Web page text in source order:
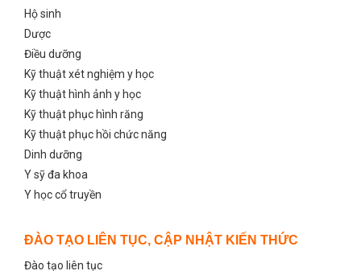
Hộ sinh
Dược
Điều dưỡng
Kỹ thuật xét nghiệm y học
Kỹ thuật hình ảnh y học
Kỹ thuật phục hình răng
Kỹ thuật phục hồi chức năng
Dinh dưỡng
Y sỹ đa khoa
Y học cổ truyền
ĐÀO TẠO LIÊN TỤC, CẬP NHẬT KIẾN THỨC
Đào tạo liên tục